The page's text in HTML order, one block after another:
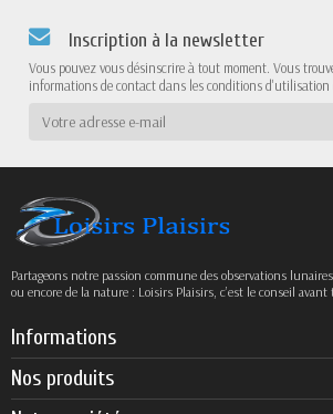
Inscription à la newsletter
Vous pouvez vous désinscrire à tout moment. Vous
informations de contact dans les conditions d'utilisation
Partageons notre passion commune des observations
ou encore de la nature : Loisirs Plaisirs, c’est le conseil avant
Informations
Nos produits